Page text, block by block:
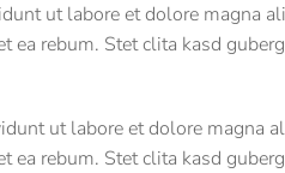
ut labore et dolore magna
rebum. Stet clita kasd
ut labore et dolore magna
rebum. Stet clita kasd